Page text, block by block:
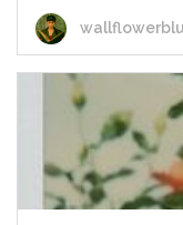
wallflowerblu